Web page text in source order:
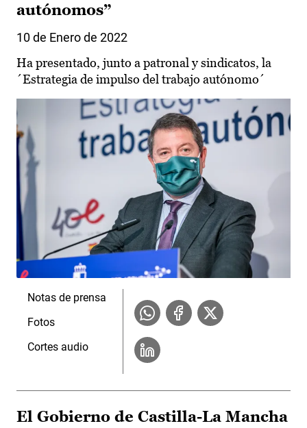
autónomos”
10 de Enero de 2022
Ha presentado, junto a patronal y sindicatos, la
´Estrategia de impulso del trabajo autónomo´
Notas de prensa
Fotos
Cortes audio
El Gobierno de Castilla-La Mancha